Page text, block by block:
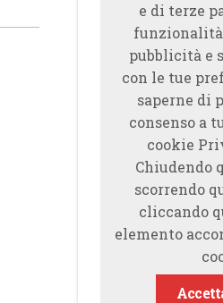
e di terze
pubblicità e
con le tue
saperne di
consenso a
cookie
Chiudendo
scorrendo
cliccando
elemento